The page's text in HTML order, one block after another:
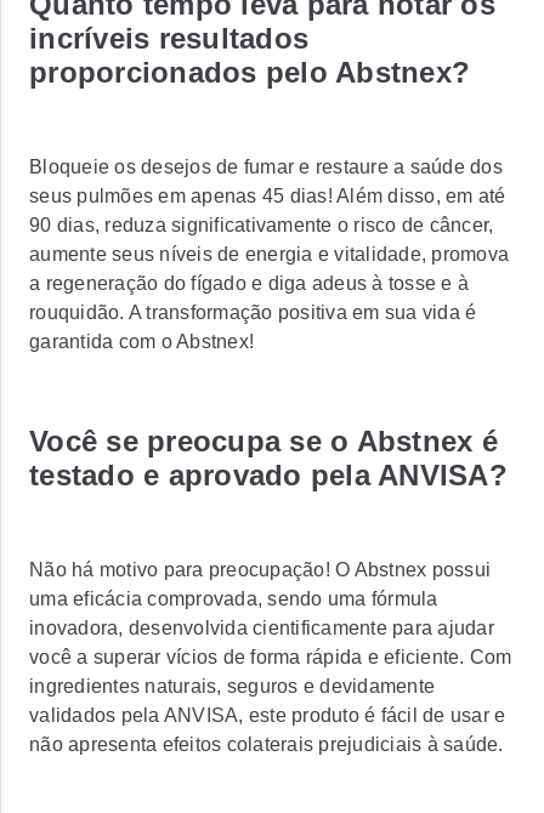
incríveis resultados
proporcionados pelo Abstnex?
Bloqueie os desejos de fumar e restaure a saúde dos
seus pulmões em apenas 45 dias! Além disso, em até
90 dias, reduza significativamente o risco de câncer,
aumente seus níveis de energia e vitalidade, promova
a regeneração do fígado e diga adeus à tosse e à
rouquidão. A transformação positiva em sua vida é
garantida com o Abstnex!
Você se preocupa se o Abstnex é
testado e aprovado pela ANVISA?
Não há motivo para preocupação! O Abstnex possui
uma eficácia comprovada, sendo uma fórmula
inovadora, desenvolvida cientificamente para ajudar
você a superar vícios de forma rápida e eficiente. Com
ingredientes naturais, seguros e devidamente
validados pela ANVISA, este produto é fácil de usar e
não apresenta efeitos colaterais prejudiciais à saúde.